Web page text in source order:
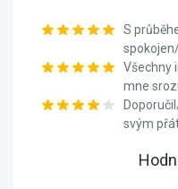
S
Všechny
mne
svým